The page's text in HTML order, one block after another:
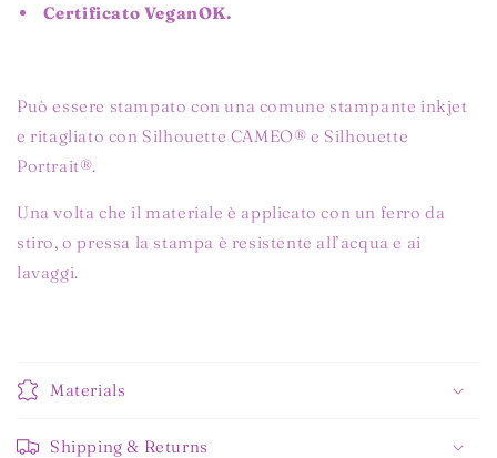
Certificato VeganOK.
Può essere stampato con una comune stampante inkjet
e ritagliato con Silhouette CAMEO® e Silhouette
Portrait®.
Una volta che il materiale è applicato con un ferro da
stiro, o pressa la stampa è resistente all’acqua e ai
lavaggi.
Materials
Shipping & Returns